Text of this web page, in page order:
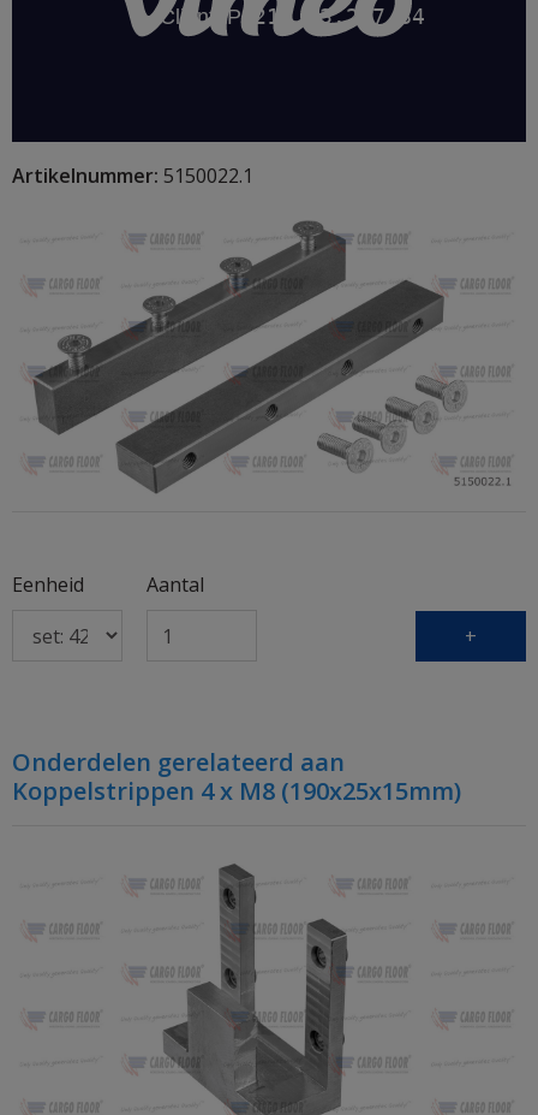
Artikelnummer: 5150022.1
Eenheid
Aantal
+
Onderdelen gerelateerd aan
Koppelstrippen 4 x M8 (190x25x15mm)